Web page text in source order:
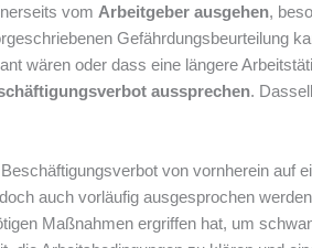
vom Arbeitgeber ausgehen,
Gefährdungsbeurteilung
wären oder dass eine längere
aussprechen.
von vornherein auf
auch vorläufig ausgesprochen
Maßnahmen ergriffen hat, um